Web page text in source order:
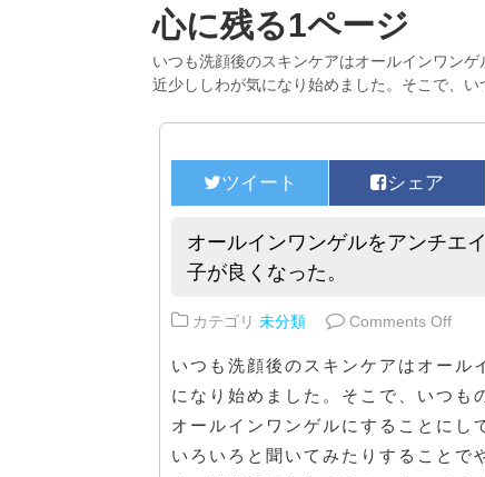
心に残る1ページ
いつも洗顔後のスキンケアはオールインワン
近少ししわが気になり始めました。そこで、い
オールインワンゲルをアンチエ
子が良くなった。
カテゴリ 未分類 Comments Offon
いつも洗顔後のスキンケアはオール
になり始めました。そこで、いつも
オールインワンゲルにすることにし
いろいろと聞いてみたりすることで